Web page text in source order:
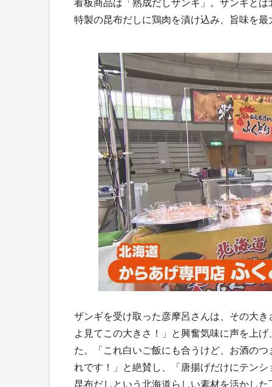
看板商品は「熟成だしザンギ」。ザンギと
特製の昆布だしに鶏肉を漬け込み、旨味を
ザンギを受け取った彦摩呂さんは、その大
よ見てこの大きさ！」と興奮気味に声を上
た。「これ白いご飯にも合うけど、お酒の
れです！」と絶賛し、「唐揚げだけにテン
昆布だしという北海道らしい素材を活かし